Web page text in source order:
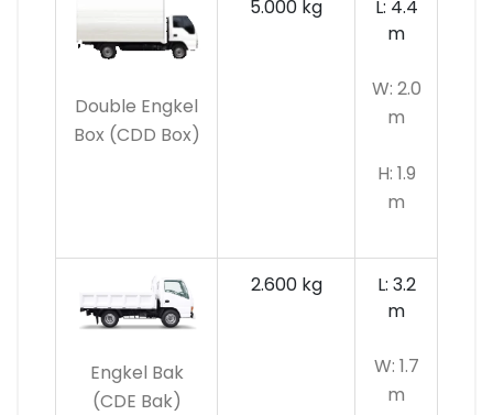
Double Engkel
Box (CDD Box)
5.000 kg
L: 4.4
m
W: 2.0
m
H: 1.9
m
Engkel Bak
(CDE Bak)
2.600 kg
L: 3.2
m
W: 1.7
m